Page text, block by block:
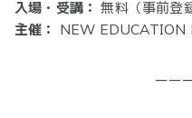
入場・受講：
無料（事前登
主催：
NEW EDUCATION
ーー